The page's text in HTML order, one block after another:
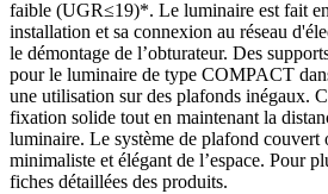
faible (UGR≤19)*. Le luminaire est fait
installation et sa connexion au réseau
le démontage de l’obturateur. Des
pour le luminaire de type COMPACT
une utilisation sur des plafonds inégaux.
fixation solide tout en maintenant la
luminaire. Le système de plafond couvert
minimaliste et élégant de l’espace. Pour
fiches détaillées des produits.